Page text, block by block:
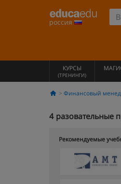
россия
КУРСЫ
(ТРЕНИНГИ)
Финансовый
4 разовательные
Рекомендуемые